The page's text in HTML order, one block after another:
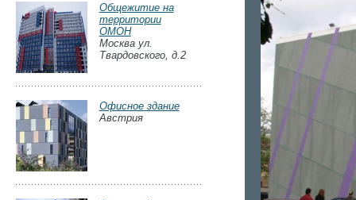
Общежитие на
территории
ОМОН
Москва ул.
Твардовского, д.2
Офисное здание
Австрия